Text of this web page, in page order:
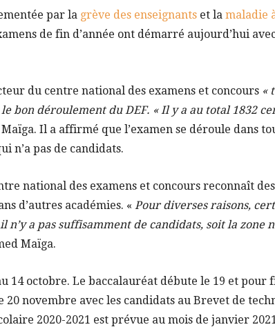
par la grève des enseignants et la maladie
de fin d’année ont démarré aujourd’hui
du centre national des examens et concours «
bon déroulement du DEF. « Il y a au total 1832
Il a affirmé que l’examen se déroule dans
n’a pas de candidats.
national des examens et concours reconnaît
d’autres académies. « Pour diverses raisons,
n’y a pas suffisamment de candidats, soit la zone
Maïga.
14 octobre. Le baccalauréat débute le 19 et pour
20 novembre avec les candidats au Brevet de
2020-2021 est prévue au mois de janvier